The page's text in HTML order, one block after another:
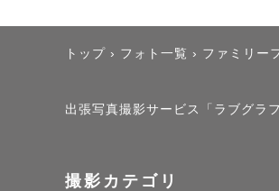
トップ › フォト一覧 › ファミリー
出張写真撮影サービス「ラブグラ
撮影カテゴリ